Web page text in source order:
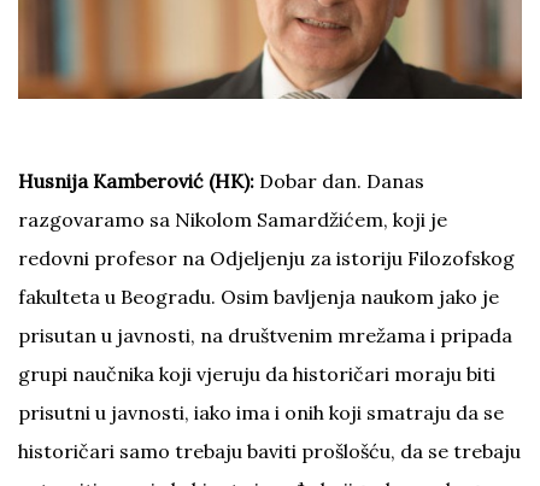
Husnija Kamberović (HK): Dobar dan. Danas
razgovaramo sa Nikolom Samardžićem, koji je
redovni profesor na Odjeljenju za istoriju Filozofskog
fakulteta u Beogradu. Osim bavljenja naukom jako je
prisutan u javnosti, na društvenim mrežama i pripada
grupi naučnika koji vjeruju da historičari moraju biti
prisutni u javnosti, iako ima i onih koji smatraju da se
historičari samo trebaju baviti prošlošću, da se trebaju